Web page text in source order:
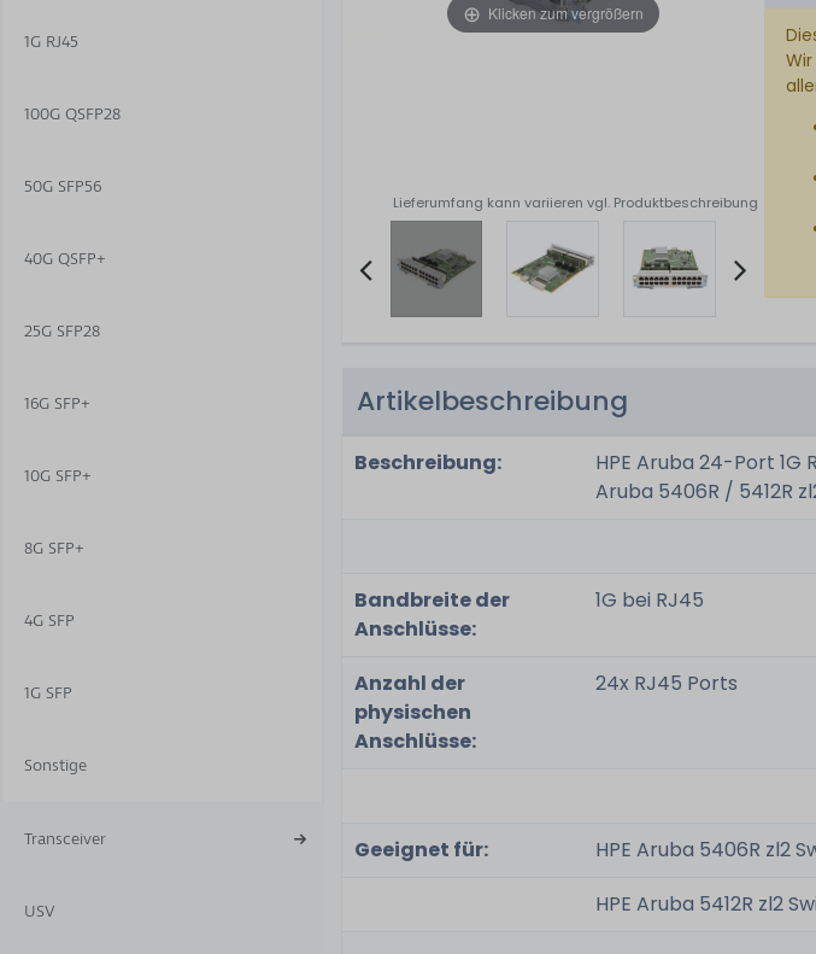
1G RJ45
100G QSFP28
50G SFP56
40G QSFP+
25G SFP28
16G SFP+
10G SFP+
8G SFP+
4G SFP
1G SFP
Sonstige
Transceiver
USV
Klicken zum vergrößern
Lieferumfang kann variieren vgl. Produktbeschreibung
4
Artikelbeschreibung
Beschreibung:
HPE Aruba 24-Port 1G
Aruba 5406R / 5412R
Bandbreite der
Anschlüsse:
1G bei RJ45
Anzahl der
physischen
Anschlüsse:
24x RJ45 Ports
Geeignet für:
HPE Aruba 5406R zl2
HPE Aruba 5412R zl2